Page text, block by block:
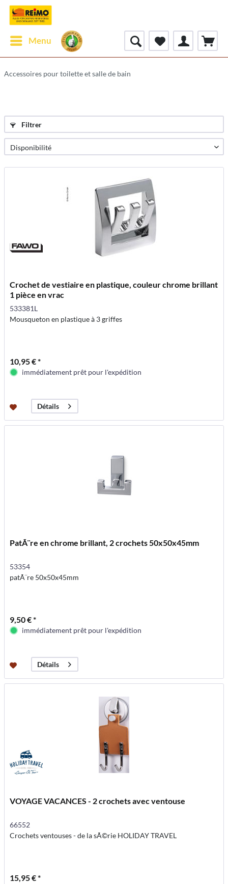
Menu
Accessoires pour toilette et salle de bain
Filtrer
Crochet de vestiaire en plastique, couleur chrome brillant
1 pièce en vrac
533381L
Mousqueton en plastique à 3 griffes
10,95 € *
immédiatement prêt pour l'expédition
Détails
PatÃ¨re en chrome brillant, 2 crochets 50x50x45mm
53354
patÃ¨re 50x50x45mm
9,50 € *
immédiatement prêt pour l'expédition
Détails
VOYAGE VACANCES - 2 crochets avec ventouse
66552
Crochets ventouses - de la sÃ©rie HOLIDAY TRAVEL
15,95 € *